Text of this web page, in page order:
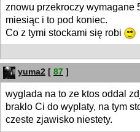
znowu przekroczy wymagane
miesiąc i to pod koniec.
Co z tymi stockami się robi
yuma2 [ 87 ]
wyglada na to ze ktos oddal
braklo Ci do wyplaty, na tym
czeste zjawisko niestety.